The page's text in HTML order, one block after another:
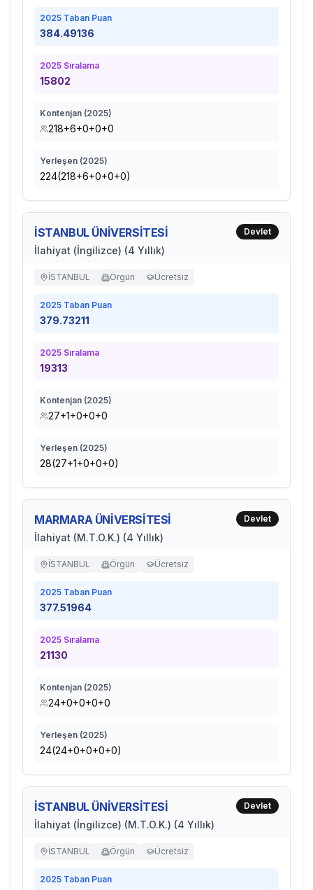
2025 Taban Puan
384.49136
2025 Sıralama
15802
Kontenjan (2025)
218+6+0+0+0
Yerleşen (2025)
224(218+6+0+0+0)
İSTANBUL ÜNİVERSİTESİ
İlahiyat (İngilizce) (4 Yıllık)
Devlet
İSTANBUL Örgün Ücretsiz
2025 Taban Puan
379.73211
2025 Sıralama
19313
Kontenjan (2025)
27+1+0+0+0
Yerleşen (2025)
28(27+1+0+0+0)
MARMARA ÜNİVERSİTESİ
İlahiyat (M.T.O.K.) (4 Yıllık)
Devlet
İSTANBUL Örgün Ücretsiz
2025 Taban Puan
377.51964
2025 Sıralama
21130
Kontenjan (2025)
24+0+0+0+0
Yerleşen (2025)
24(24+0+0+0+0)
İSTANBUL ÜNİVERSİTESİ
İlahiyat (İngilizce) (M.T.O.K.) (4 Yıllık)
Devlet
İSTANBUL Örgün Ücretsiz
2025 Taban Puan